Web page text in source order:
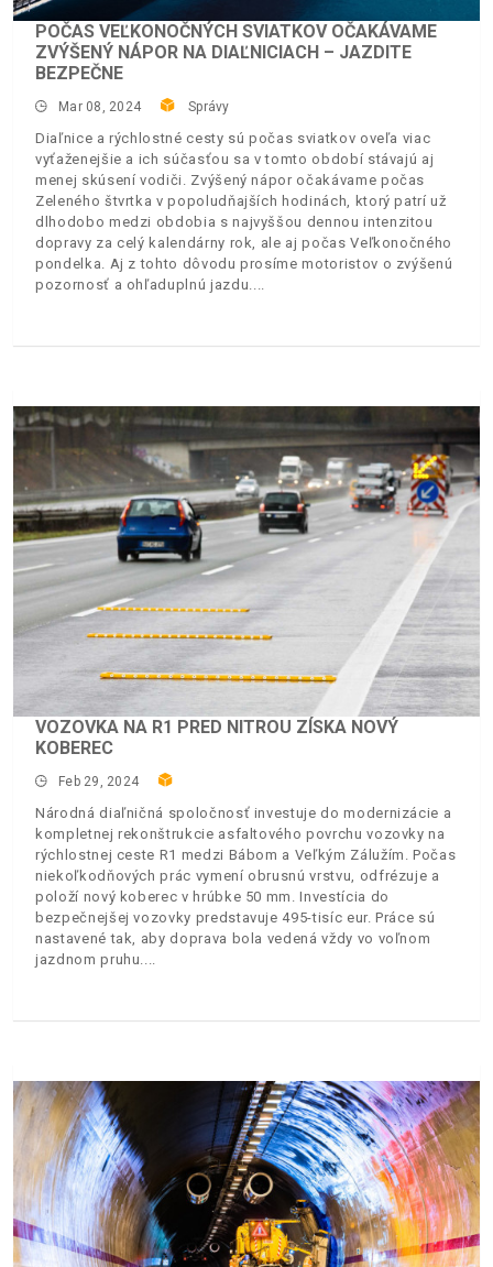
POČAS VEĽKONOČNÝCH SVIATKOV OČAKÁVAME
ZVÝŠENÝ NÁPOR NA DIAĽNICIACH – JAZDITE
BEZPEČNE
Mar 08, 2024 Správy
Diaľnice a rýchlostné cesty sú počas sviatkov oveľa viac
vyťaženejšie a ich súčasťou sa v tomto období stávajú aj
menej skúsení vodiči. Zvýšený nápor očakávame počas
Zeleného štvrtka v popoludňajších hodinách, ktorý patrí už
dlhodobo medzi obdobia s najvyššou dennou intenzitou
dopravy za celý kalendárny rok, ale aj počas Veľkonočného
pondelka. Aj z tohto dôvodu prosíme motoristov o zvýšenú
pozornosť a ohľaduplnú jazdu.
VOZOVKA NA R1 PRED NITROU ZÍSKA NOVÝ
KOBEREC
Feb 29, 2024
Národná diaľničná spoločnosť investuje do modernizácie a
kompletnej rekonštrukcie asfaltového povrchu vozovky na
rýchlostnej ceste R1 medzi Bábom a Veľkým Zálužím. Počas
niekoľkodňových prác vymení obrusnú vrstvu, odfrézuje a
položí nový koberec v hrúbke 50 mm. Investícia do
bezpečnejšej vozovky predstavuje 495-tisíc eur. Práce sú
nastavené tak, aby doprava bola vedená vždy vo voľnom
jazdnom pruhu.